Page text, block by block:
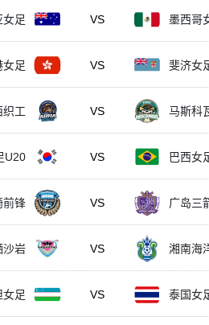
女足 VS 墨西哥
女足 VS 斐济女
织工 VS 马斯科
U20 VS 巴西女
前锋 VS 广岛三
沙岩 VS 湘南海
女足 VS 泰国女